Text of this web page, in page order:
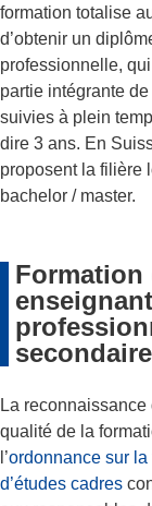
formation totalise
d’obtenir un
professionnelle,
partie intégrante
suivies à plein
dire 3 ans. En
proposent la filière
bachelor / master.
Formation
La
qualité de la
l’ordonnance sur
d’études cadres